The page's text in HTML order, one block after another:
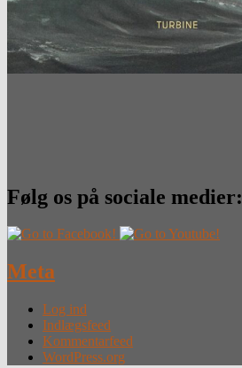
Følg os på sociale medier:
Meta
Log ind
Indlægsfeed
Kommentarfeed
WordPress.org